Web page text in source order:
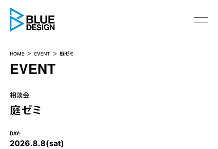
HOME EVENT 庭ゼミ
EVENT
相談会
庭ゼミ
2026.8.8(sat)